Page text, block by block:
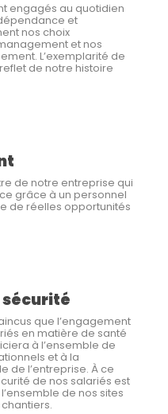
engagés au quotidien
et
nos choix
et nos
L’exemplarité de
de notre histoire
de notre entreprise qui
grâce à un personnel
de réelles opportunités
sécurité
que l’engagement
en matière de santé
à l’ensemble de
et à la
de l’entreprise. À ce
de nos salariés est
de nos sites